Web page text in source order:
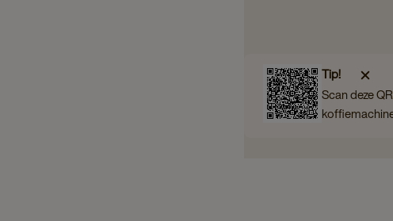
Tip!
Scan deze